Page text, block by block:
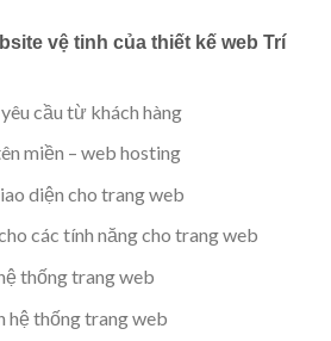
vệ tinh của thiết kế web Trí
cầu từ khách hàng
miền – web hosting
diện cho trang web
các tính năng cho trang web
thống trang web
hệ thống trang web